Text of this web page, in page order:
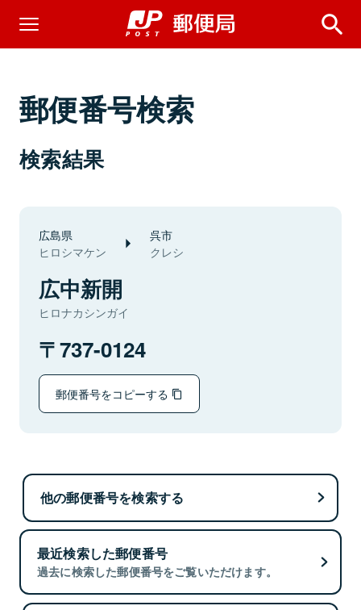
郵便番号検索
検索結果
広島県
ヒロシマケン
呉市
クレシ
広中新開
ヒロナカシンガイ
737-0124
郵便番号をコピーする
他の郵便番号を検索する
最近検索した郵便番号
過去に検索した郵便番号をご覧いただけます。